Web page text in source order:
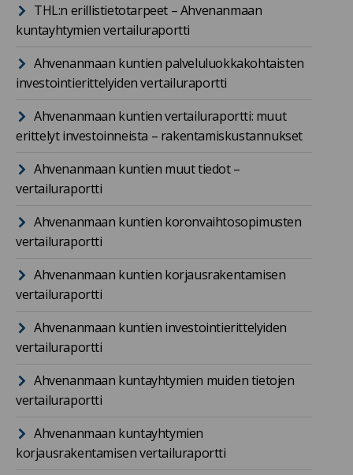
THL:n erillistietotarpeet – Ahvenanmaan
kuntayhtymien vertailuraportti
Ahvenanmaan kuntien palveluluokkakohtaisten
investointierittelyiden vertailuraportti
Ahvenanmaan kuntien vertailuraportti: muut
erittelyt investoinneista – rakentamiskustannukset
Ahvenanmaan kuntien muut tiedot –
vertailuraportti
Ahvenanmaan kuntien koronvaihtosopimusten
vertailuraportti
Ahvenanmaan kuntien korjausrakentamisen
vertailuraportti
Ahvenanmaan kuntien investointierittelyiden
vertailuraportti
Ahvenanmaan kuntayhtymien muiden tietojen
vertailuraportti
Ahvenanmaan kuntayhtymien
korjausrakentamisen vertailuraportti